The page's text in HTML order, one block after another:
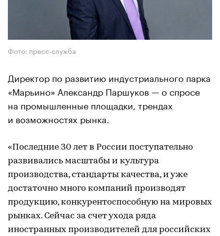
Фото: пресс-служба
Директор по развитию индустриального парка
«Марьино» Александр Паршуков — о спросе
на промышленные площадки, трендах
и возможностях рынка.
«Последние 30 лет в России поступательно
развивались масштабы и культура
производства, стандарты качества, и уже
достаточно много компаний производят
продукцию, конкурентоспособную на мировых
рынках. Сейчас за счет ухода ряда
иностранных производителей для российских